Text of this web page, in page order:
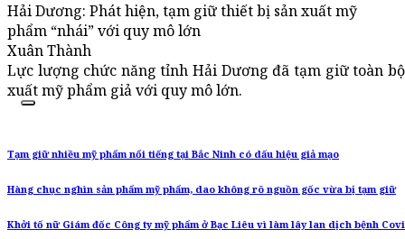
Hải Dương: Phát hiện, tạm giữ thiết bị sản xuất mỹ
phẩm “nhái” với quy mô lớn
Xuân Thành
Lực lượng chức năng tỉnh Hải Dương đã tạm giữ toàn
xuất mỹ phẩm giả với quy mô lớn.
Tạm giữ nhiều mỹ phẩm nổi tiếng tại Bắc Ninh có dấu hiệu giả mạo
Hàng chục nghìn sản phẩm mỹ phẩm, dao không rõ nguồn gốc vừa bị tạm giữ
Khởi tố nữ Giám đốc Công ty mỹ phẩm ở Bạc Liêu vì làm lây lan dịch bệnh